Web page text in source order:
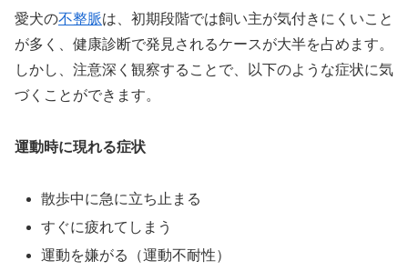
愛犬の不整脈は、初期段階では飼い主が気付きにくいこと
が多く、健康診断で発見されるケースが大半を占めます。
しかし、注意深く観察することで、以下のような症状に気
づくことができます。
運動時に現れる症状
散歩中に急に立ち止まる
すぐに疲れてしまう
運動を嫌がる（運動不耐性）